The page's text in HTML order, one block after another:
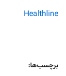
Healthline
برچسب‌ها: